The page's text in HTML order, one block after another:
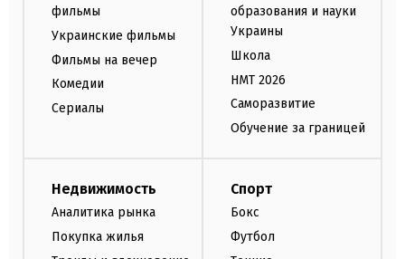
фильмы
Украинские фильмы
Фильмы на вечер
Комедии
Сериалы
образования и науки
Украины
Школа
НМТ 2026
Саморазвитие
Обучение за границей
Недвижимость
Аналитика рынка
Покупка жилья
Спорт
Бокс
Футбол